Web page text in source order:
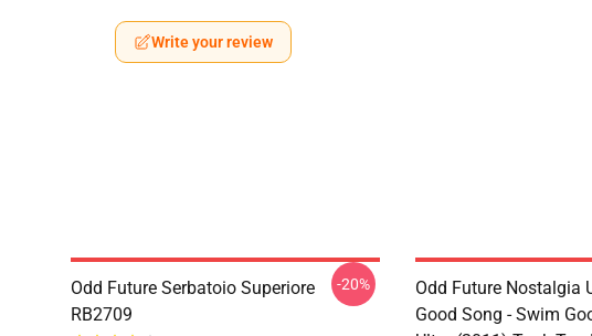
Write your review
Odd Future Serbatoio Superiore
RB2709
-20%
Odd Future Nostalgia
Good Song - Swim